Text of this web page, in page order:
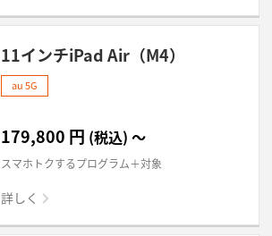
11インチiPad Air（M4）
au 5G
179,800 円 (税込) ～
スマホトクするプログラム＋対象
詳しく